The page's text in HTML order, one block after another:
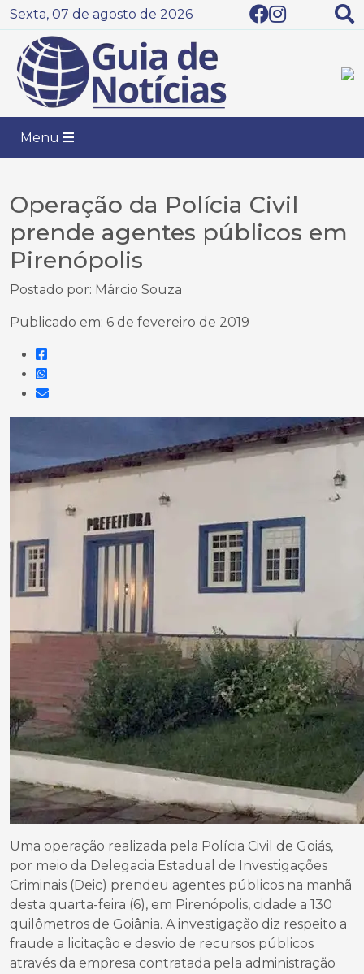
Sexta, 07 de agosto de 2026
Menu
Operação da Polícia Civil
prende agentes públicos em
Pirenópolis
Postado por: Márcio Souza
Publicado em: 6 de fevereiro de 2019
Uma operação realizada pela Polícia Civil de Goiás,
por meio da Delegacia Estadual de Investigações
Criminais (Deic) prendeu agentes públicos na manhã
desta quarta-feira (6), em Pirenópolis, cidade a 130
quilômetros de Goiânia. A investigação diz respeito a
fraude a licitação e desvio de recursos públicos
através da empresa contratada pela administração